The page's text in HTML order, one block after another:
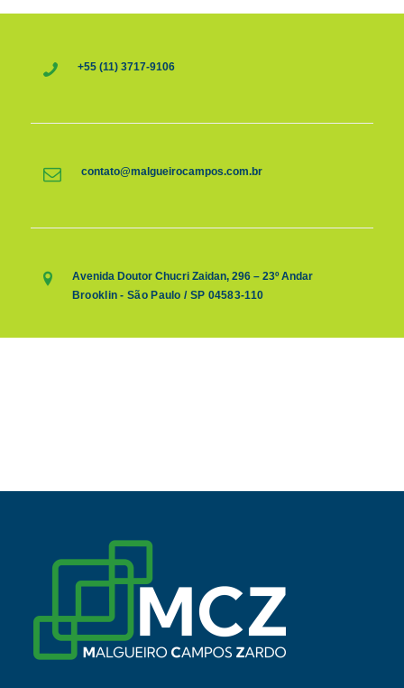
+55 (11) 3717-9106
contato@malgueirocampos.com.br
Avenida Doutor Chucri Zaidan, 296 – 23º Andar
Brooklin - São Paulo / SP 04583-110